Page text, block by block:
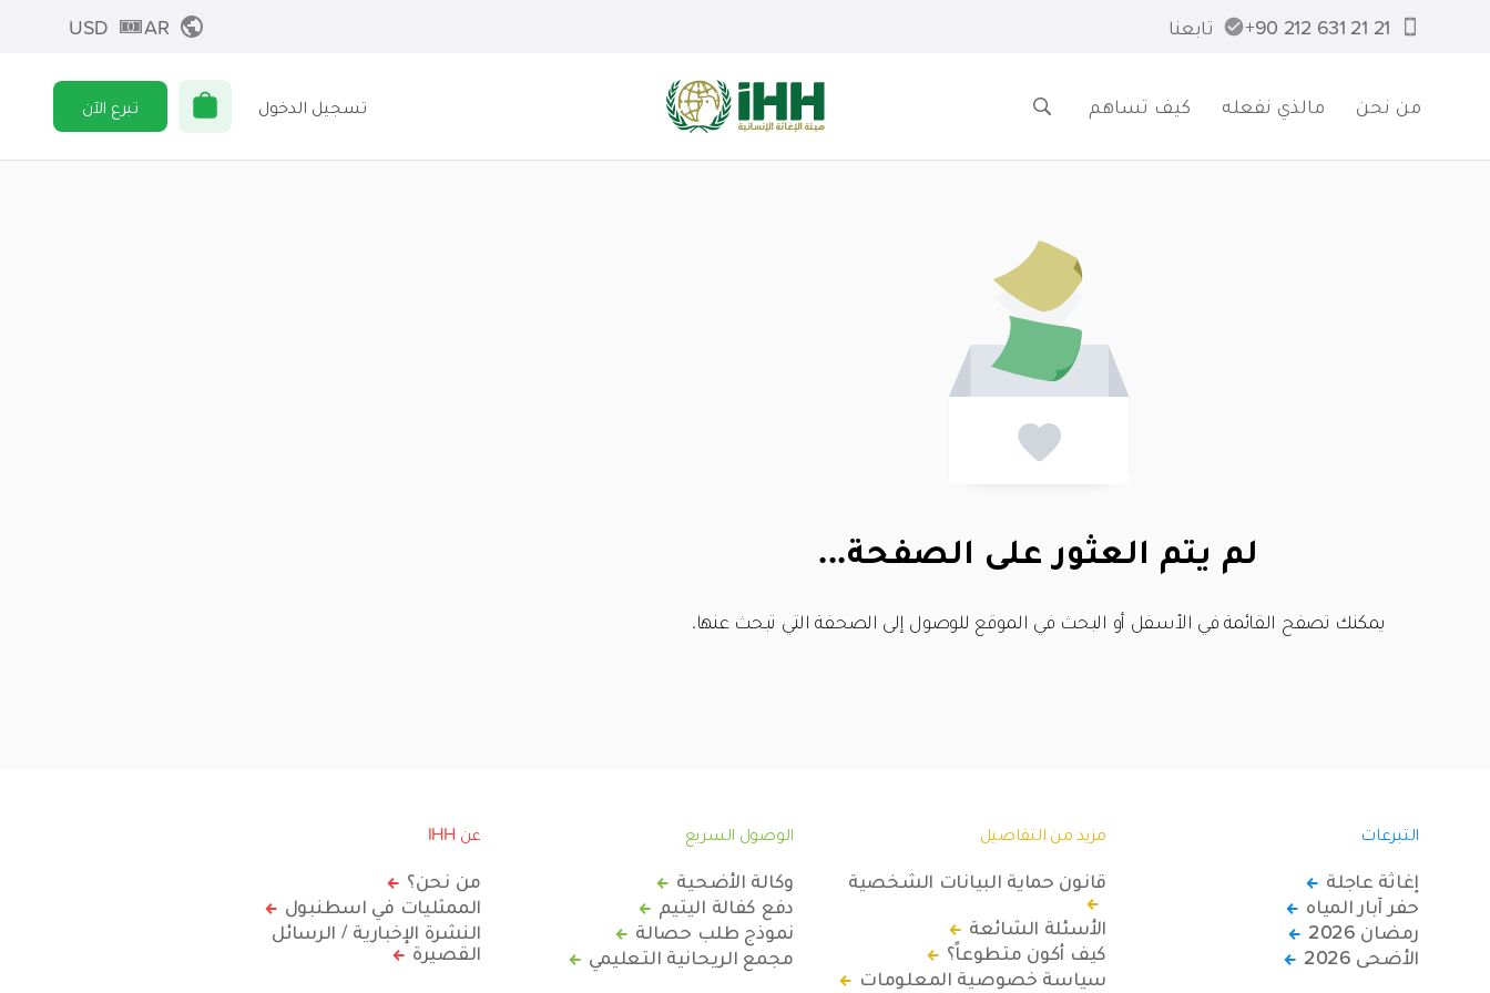
21 21 631 212 90+ تابعنا AR
USD
من نحن مالذي نفعله كيف تساهم تسجيل الدخول تبرع الآن
لم يتم العثور على الصفحة...
يمكنك تصفح القائمة في الأسفل أو البحث في الموقع للوصول إلى الصحفة التي تبحث عنها.
التبرعات
إغاثة عاجلة
حفر آبار المياه
رمضان 2026
الأضحى 2026
مزيد من التفاصيل
قانون حماية البيانات الشخصية
الأسئلة الشائعة
كيف أكون متطوعاً؟
سياسة خصوصية المعلومات
الوصول السريع
وكالة الأضحية
دفع كفالة اليتيم
نموذج طلب حصالة
مجمع الريحانية التعليمي
عن IHH
من نحن؟
الممثليات في اسطنبول
النشرة الإخبارية / الرسائل
القصيرة